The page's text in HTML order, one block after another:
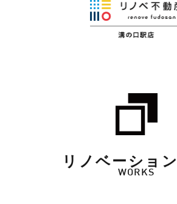
リノベーショ
WORKS